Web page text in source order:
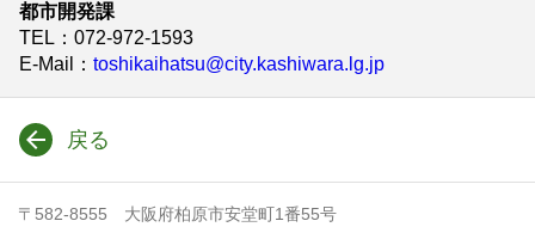
都市開発課
TEL ：072-972-1593
E-Mail
： toshikaihatsu@city.kashiwara.lg.jp
戻る
〒582-8555 大阪府柏原市安堂町1番55号